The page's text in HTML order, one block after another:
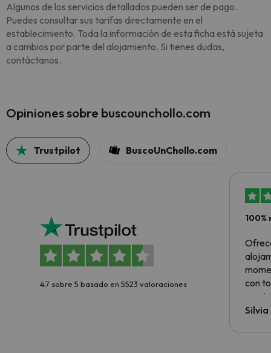
Algunos de los servicios detallados pueden ser de pago.
Puedes consultar sus tarifas directamente en el
establecimiento. Toda la información de esta ficha está sujeta
a cambios por parte del alojamiento. Si tienes dudas,
contáctanos.
Opiniones sobre buscounchollo.com
Trustpilot BuscoUnChollo.com
4.7 sobre 5 basado en 5523 valoraciones
con